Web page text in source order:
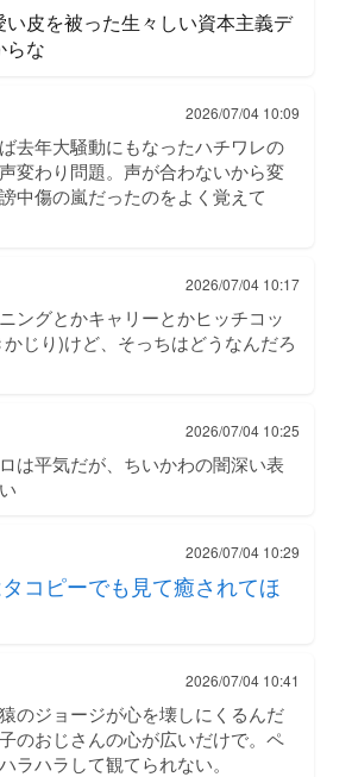
い皮を被った生々しい資本主義デ
らな
2026/07/04 10:09
去年大騒動にもなったハチワレの
変わり問題。声が合わないから変
中傷の嵐だったのをよく覚えて
2026/07/04 10:17
ングとかキャリーとかヒッチコッ
じり)けど、そっちはどうなんだろ
2026/07/04 10:25
は平気だが、ちいかわの闇深い表
2026/07/04 10:29
コピーでも見て癒されてほ
2026/07/04 10:41
のジョージが心を壊しにくるんだ
のおじさんの心が広いだけで。ペ
ラハラして観てられない。